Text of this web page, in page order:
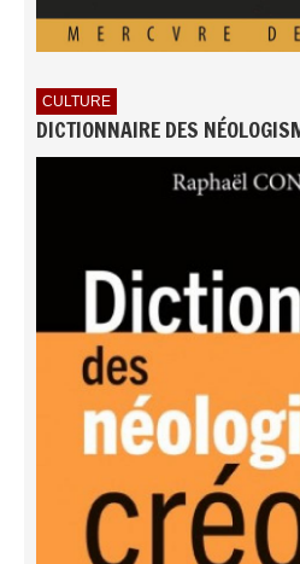
CULTURE
DICTIONNAIRE DES